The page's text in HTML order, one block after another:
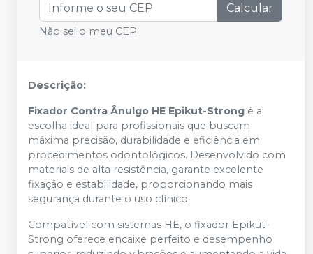
Calcular
Não sei o meu CEP
Descrição:
Fixador Contra Ânulgo HE Epikut-Strong é a
escolha ideal para profissionais que buscam
máxima precisão, durabilidade e eficiência em
procedimentos odontológicos. Desenvolvido com
materiais de alta resistência, garante excelente
fixação e estabilidade, proporcionando mais
segurança durante o uso clínico.
Compatível com sistemas HE, o fixador Epikut-
Strong oferece encaixe perfeito e desempenho